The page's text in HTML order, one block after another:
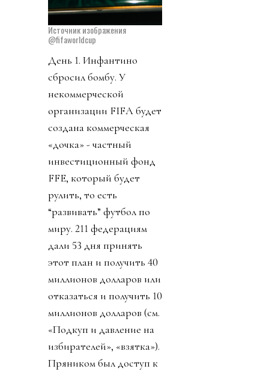
Источник изображения
@fifaworldcup
День 1. Инфантино
сбросил бомбу. У
некоммерческой
организации FIFA будет
создана коммерческая
«дочка» - частный
инвестиционный фонд
FFE, который будет
рулить, то есть
“развивать” футбол по
миру. 211 федерациям
дали 53 дня принять
этот план и получить 40
миллионов долларов или
отказаться и получить 10
миллионов долларов (см.
«Подкуп и давление на
избирателей», «взятка»).
Пряником был доступ к